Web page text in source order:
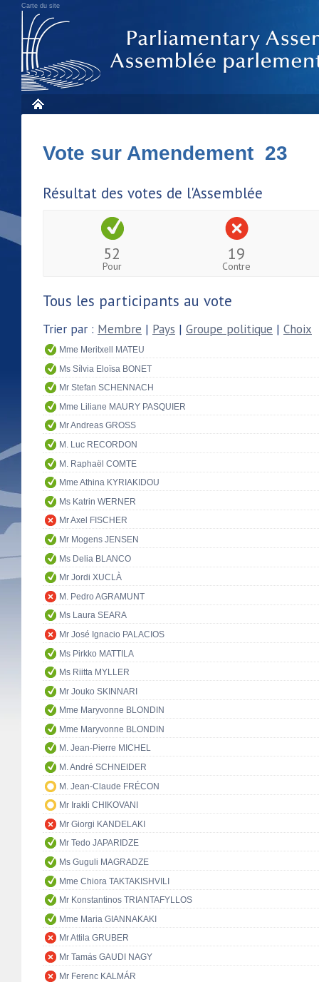
Carte du site
Vote sur Amendement 23
Résultat des votes de l'Assemblée
52
Pour
19
Contre
Tous les participants au vote
Trier par : Membre | Pays | Groupe politique | Choix
Mme Meritxell MATEU
Ms Sílvia Eloïsa BONET
Mr Stefan SCHENNACH
Mme Liliane MAURY PASQUIER
Mr Andreas GROSS
M. Luc RECORDON
M. Raphaël COMTE
Mme Athina KYRIAKIDOU
Ms Katrin WERNER
Mr Axel FISCHER
Mr Mogens JENSEN
Ms Delia BLANCO
Mr Jordi XUCLÀ
M. Pedro AGRAMUNT
Ms Laura SEARA
Mr José Ignacio PALACIOS
Ms Pirkko MATTILA
Ms Riitta MYLLER
Mr Jouko SKINNARI
Mme Maryvonne BLONDIN
Mme Maryvonne BLONDIN
M. Jean-Pierre MICHEL
M. André SCHNEIDER
M. Jean-Claude FRÉCON
Mr Irakli CHIKOVANI
Mr Giorgi KANDELAKI
Mr Tedo JAPARIDZE
Ms Guguli MAGRADZE
Mme Chiora TAKTAKISHVILI
Mr Konstantinos TRIANTAFYLLOS
Mme Maria GIANNAKAKI
Mr Attila GRUBER
Mr Tamás GAUDI NAGY
Mr Ferenc KALMÁR